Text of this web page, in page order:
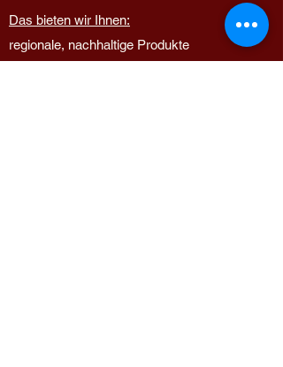
Das bieten wir Ihnen:
regionale, nachhaltige Produkte